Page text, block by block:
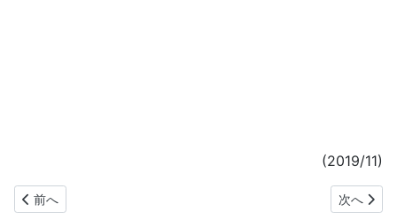
(2019/11)
前の記事へ: パタヤ・タイガーパーク
前へ 次の記事
次へ